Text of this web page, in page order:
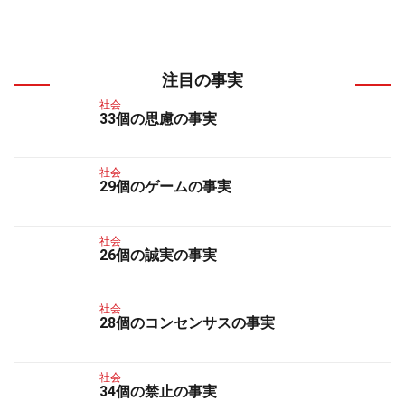
注目の事実
社会
33個の思慮の事実
社会
29個のゲームの事実
社会
26個の誠実の事実
社会
28個のコンセンサスの事実
社会
34個の禁止の事実